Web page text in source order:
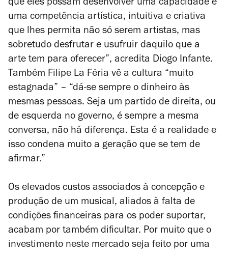
que eles possam desenvolver uma capacidade e
uma competência artística, intuitiva e criativa
que lhes permita não só serem artistas, mas
sobretudo desfrutar e usufruir daquilo que a
arte tem para oferecer”, acredita Diogo Infante.
Também Filipe La Féria vê a cultura “muito
estagnada” – “dá-se sempre o dinheiro às
mesmas pessoas. Seja um partido de direita, ou
de esquerda no governo, é sempre a mesma
conversa, não há diferença. Esta é a realidade e
isso condena muito a geração que se tem de
afirmar.”
Os elevados custos associados à concepção e
produção de um musical, aliados à falta de
condições financeiras para os poder suportar,
acabam por também dificultar. Por muito que o
investimento neste mercado seja feito por uma